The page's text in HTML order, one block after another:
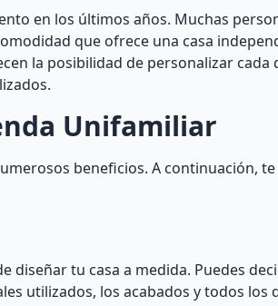
en los últimos años. Muchas
que ofrece una casa
la posibilidad de personalizar cada
Unifamiliar
beneficios. A continuación,
diseñar tu casa a medida. Puedes
utilizados, los acabados y todos los